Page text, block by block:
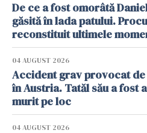
De ce a fost omorâtă
găsită în lada patului.
reconstituit ultimele
04 AUGUST 2026
Accident grav provocat de
în Austria. Tatăl său a fost
murit pe loc
04 AUGUST 2026